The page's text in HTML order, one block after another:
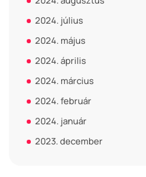
2024. július
2024. május
2024. április
2024. március
2024. február
2024. január
2023. december